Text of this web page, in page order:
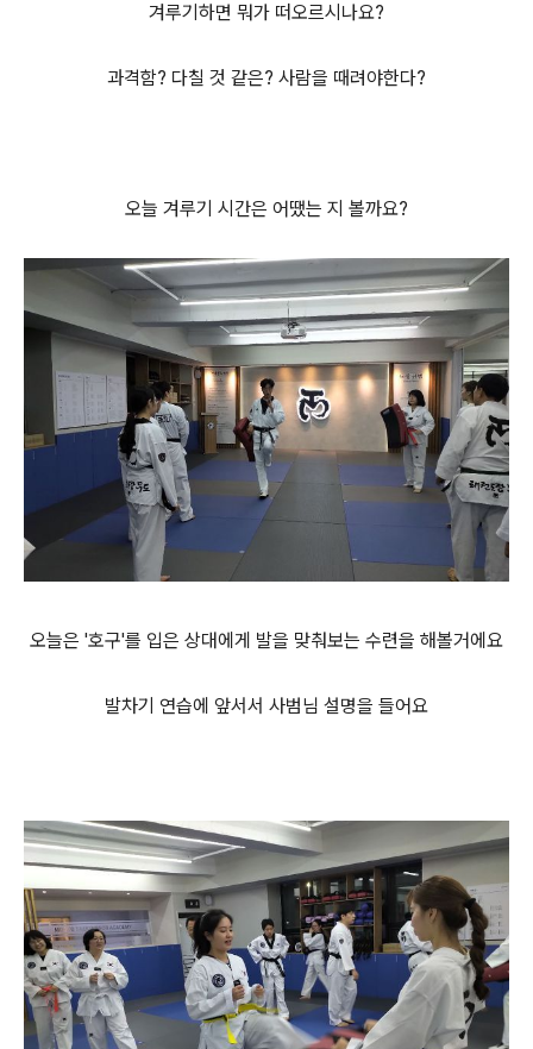
겨루기하면 뭐가 떠오르시나요?
과격함? 다칠 것 같은? 사람을 때려야한다?
오늘 겨루기 시간은 어땠는 지 볼까요?
오늘은 '호구'를 입은 상대에게 발을 맞춰보는 수련을 해볼거에요
발차기 연습에 앞서서 사범님 설명을 들어요